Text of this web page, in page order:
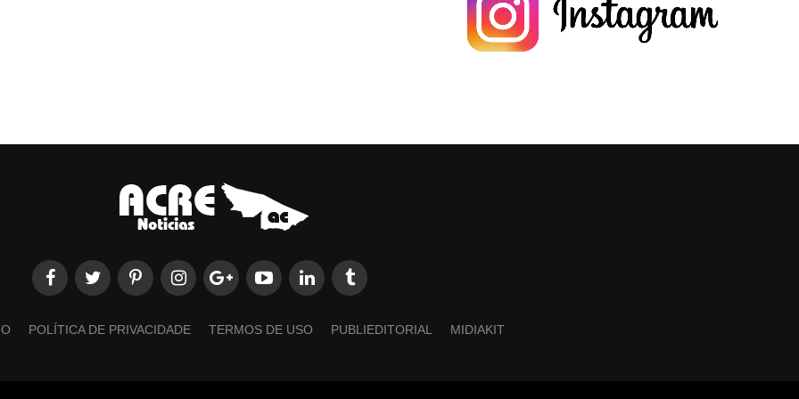
POLÍTICA DE PRIVACIDADE TERMOS DE USO PUBLIEDITORIAL MIDIAKIT